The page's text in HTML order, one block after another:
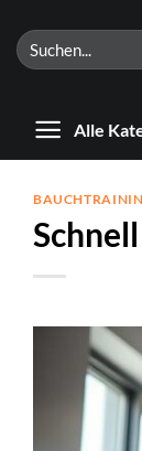
Inhalt
springen
Suchen
nach:
Alle